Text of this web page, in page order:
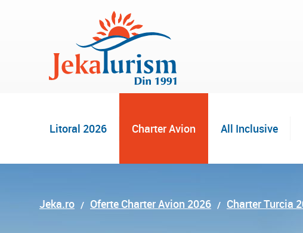
Litoral 2026 Charter Avion All Inclusive
Jeka.ro Oferte Charter Avion 2026 Charter Turcia